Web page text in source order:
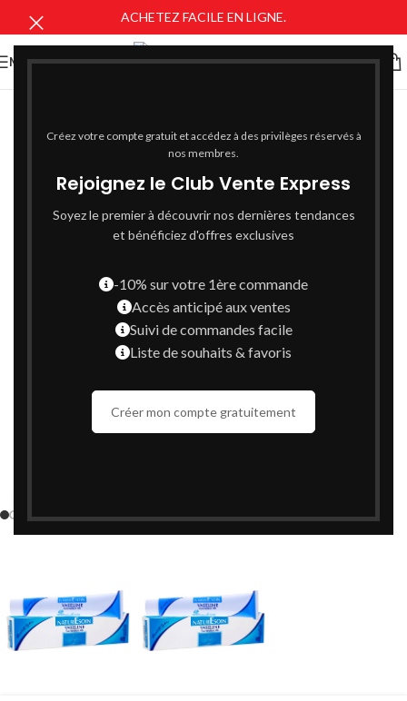
Créez votre compte gratuit et accédez à des privilèges réservés à
nos membres.
Rejoignez le Club Vente Express
Soyez le premier à découvrir nos dernières tendances
et bénéficiez d'offres exclusives
-10% sur votre 1ère commande
Accès anticipé aux ventes
Suivi de commandes facile
Liste de souhaits & favoris
Créer mon compte gratuitement
ACHETEZ FACILE EN LIGNE.
MENU